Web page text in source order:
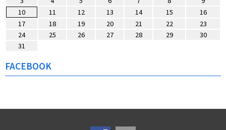
10
11 12 13 14 15
16
17
18 19 20 21 22
23
24
25 26 27 28 29
30
31
FACEBOOK